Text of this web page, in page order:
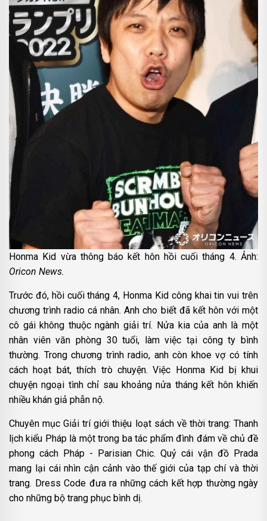
Honma Kid vừa thông báo kết hôn hồi cuối tháng 4. Ảnh:
Oricon News.
Trước đó, hồi cuối tháng 4, Honma Kid công khai tin vui trên
chương trình radio cá nhân. Anh cho biết đã kết hôn với một
cô gái không thuộc ngành giải trí. Nửa kia của anh là một
nhân viên văn phòng 30 tuổi, làm việc tại công ty bình
thường. Trong chương trình radio, anh còn khoe vợ có tính
cách hoạt bát, thích trò chuyện. Việc Honma Kid bị khui
chuyện ngoại tình chỉ sau khoảng nửa tháng kết hôn khiến
nhiều khán giả phẫn nộ.
Chuyên mục Giải trí giới thiệu loạt sách về thời trang: Thanh
lịch kiểu Pháp là một trong ba tác phẩm đình đám về chủ đề
phong cách Pháp - Parisian Chic. Quỷ cái vận đồ Prada
mang lại cái nhìn cận cảnh vào thế giới của tạp chí và thời
trang. Dress Code đưa ra những cách kết hợp thường ngày
cho những bộ trang phục bình dị.